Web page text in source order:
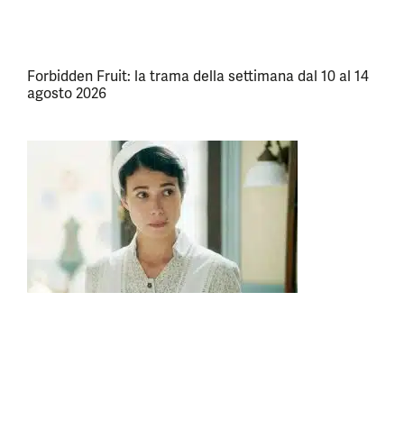
Forbidden Fruit: la trama della settimana dal 10 al 14
agosto 2026